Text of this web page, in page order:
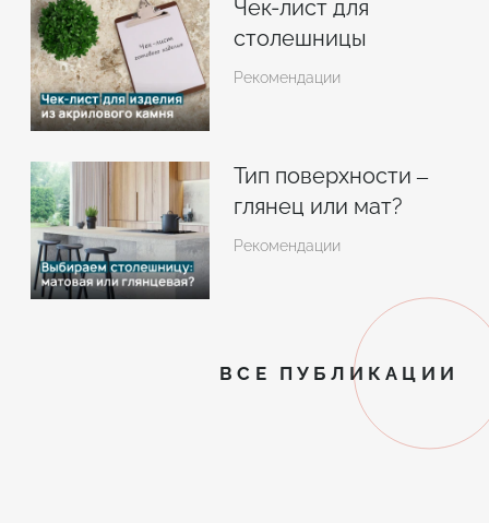
Чек-лист для
столешницы
Рекомендации
Тип поверхности –
глянец или мат?
Рекомендации
ВСЕ ПУБЛИКАЦИИ